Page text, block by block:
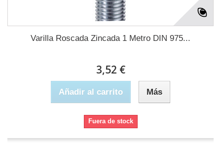
Varilla Roscada Zincada 1 Metro DIN 975...
3,52 €
Añadir al carrito Más
Fuera de stock